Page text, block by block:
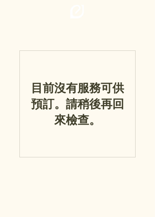
目前沒有服務可供
預訂。請稍後再回
來檢查。